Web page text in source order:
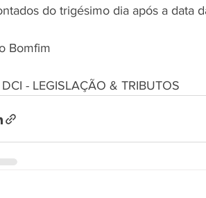
do trigésimo dia após a data
Bomfim
- LEGISLAÇÃO & TRIBUTOS